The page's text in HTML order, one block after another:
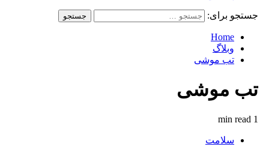
جستجو برای:
Home
وبلاگ
تب موشی
تب موشی
1 min read
سلامت